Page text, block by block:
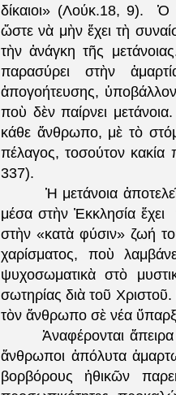
δίκαιοι» (Λούκ.18, 9).
Ὁ
ὥστε νὰ μὴν ἔχει τὴ
τὴν ἀνάγκη τῆς
παρασύρει στὴν
ἀπογοήτευσης,
ποὺ δὲν παίρνει
κάθε ἄνθρωπο, μὲ τὸ
πέλαγος, τοσούτον
337).
Ἡ μετάνοια
μέσα στὴν Ἐκκλησία ἔχει
στὴν «κατὰ φύσιν» ζωή
χαρίσματος, ποὺ
ψυχοσωματικὰ στὸ
σωτηρίας διὰ τοῦ Χριστοῦ.
τὸν ἄνθρωπο σὲ νέα
Ἀναφέρονται
ἄνθρωποι ἀπόλυτα
βορβόρους ἠθικῶν